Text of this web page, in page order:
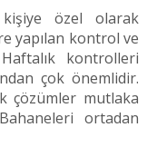
özel olarak
yapılan kontrol ve
kontrolleri
çok önemlidir.
çözümler mutlaka
ortadan